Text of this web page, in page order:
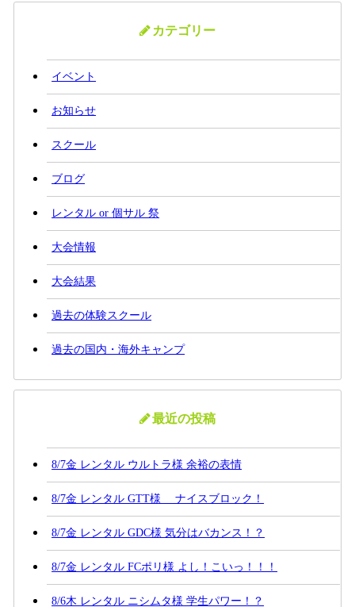
カテゴリー
イベント
お知らせ
スクール
ブログ
レンタル or 個サル 祭
大会情報
大会結果
過去の体験スクール
過去の国内・海外キャンプ
最近の投稿
8/7金 レンタル ウルトラ様 余裕の表情
8/7金 レンタル GTT様 ナイスブロック！
8/7金 レンタル GDC様 気分はバカンス！？
8/7金 レンタル FCポリ様 よし！こいっ！！！
8/6木 レンタル ニシムタ様 学生パワー！？